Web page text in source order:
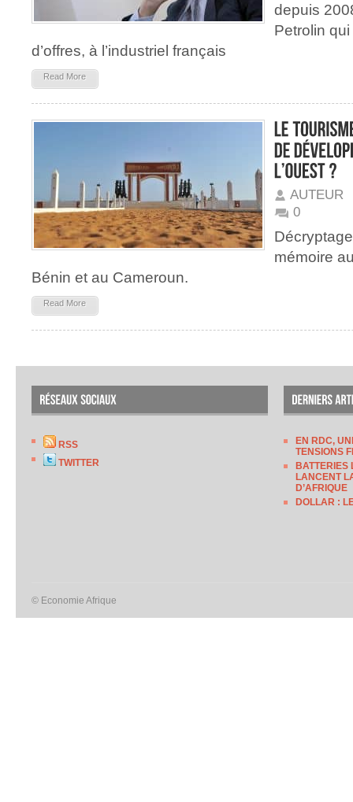
depuis
Petrolin
d’offres, à l’industriel français
Read More
AUTEUR
0
mémoire
Bénin et au Cameroun.
Read More
RSS
TWITTER
EN RDC,
TENSIONS
BATTERIES
LANCENT
D’AFRIQUE
DOLLAR :
© Economie Afrique